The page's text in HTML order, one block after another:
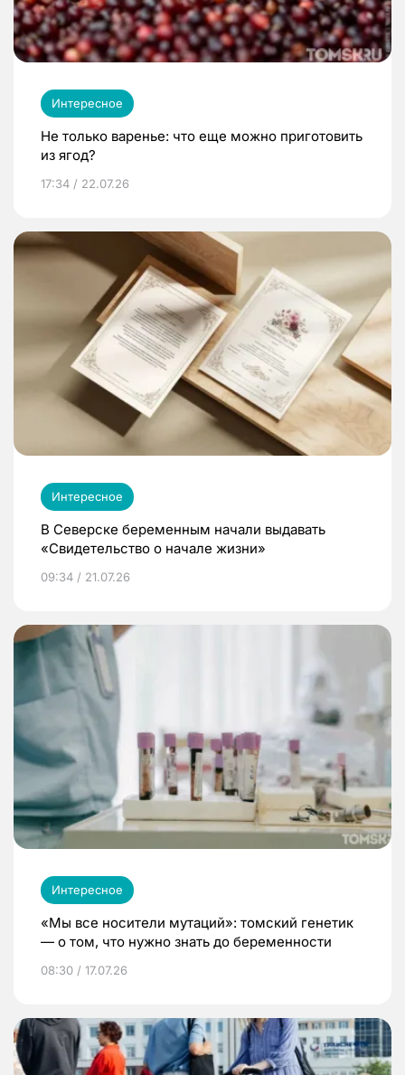
Интересное
Не только варенье: что еще можно приготовить
из ягод?
17:34 / 22.07.26
Интересное
В Северске беременным начали выдавать
«Свидетельство о начале жизни»
09:34 / 21.07.26
Интересное
«Мы все носители мутаций»: томский генетик
— о том, что нужно знать до беременности
08:30 / 17.07.26